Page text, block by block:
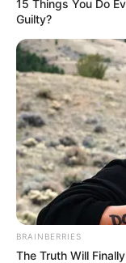
15 Things You Do
Guilty?
BRAINBERRIES
The Truth Will